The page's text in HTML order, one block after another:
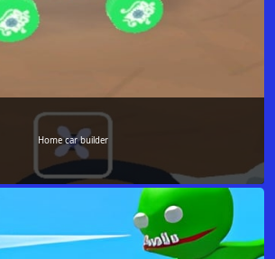
Home car builder